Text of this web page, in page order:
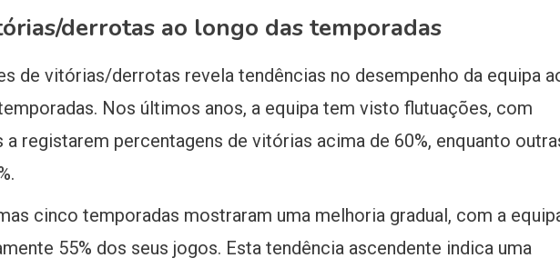
derrotas ao longo das temporadas
de vitórias/derrotas revela tendências no desempenho da equipa
Nos últimos anos, a equipa tem visto flutuações, com
a registarem percentagens de vitórias acima de 60%, enquanto
cinco temporadas mostraram uma melhoria gradual, com a
55% dos seus jogos. Esta tendência ascendente indica uma